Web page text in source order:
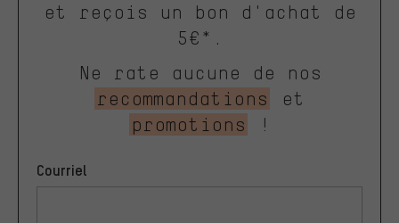
et reçois un bon d'achat de
5€*.
Ne rate aucune de nos
recommandations
et
promotions
!
Courriel